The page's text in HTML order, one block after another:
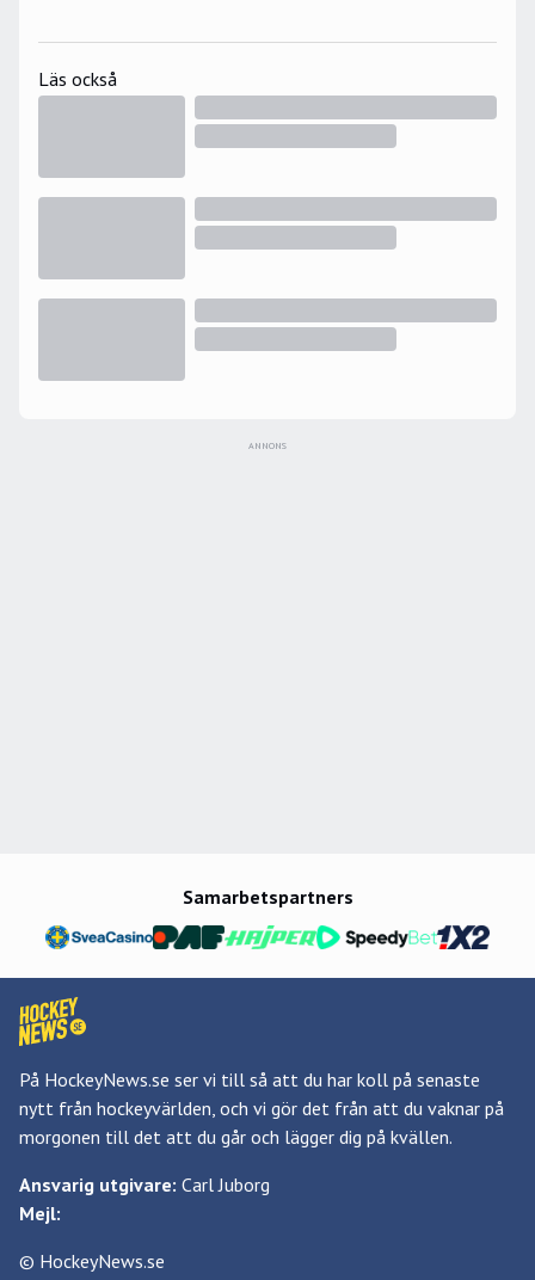
Läs också
ANNONS
Samarbetspartners
På HockeyNews.se ser vi till så att du har koll på senaste
nytt från hockeyvärlden, och vi gör det från att du vaknar på
morgonen till det att du går och lägger dig på kvällen.
Ansvarig utgivare: Carl Juborg
Mejl:
© HockeyNews.se